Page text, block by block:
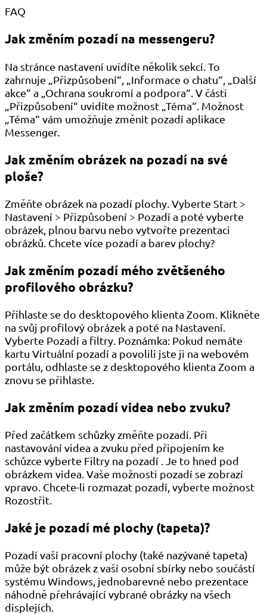
FAQ
Jak změním pozadí na messengeru?
Na stránce nastavení uvidíte několik sekcí. To
zahrnuje „Přizpůsobení“, „Informace o chatu“, „Další
akce“ a „Ochrana soukromí a podpora“. V části
„Přizpůsobení“ uvidíte možnost „Téma“. Možnost
„Téma“ vám umožňuje změnit pozadí aplikace
Messenger.
Jak změním obrázek na pozadí na své
ploše?
Změňte obrázek na pozadí plochy. Vyberte Start >
Nastavení > Přizpůsobení > Pozadí a poté vyberte
obrázek, plnou barvu nebo vytvořte prezentaci
obrázků. Chcete více pozadí a barev plochy?
Jak změním pozadí mého zvětšeného
profilového obrázku?
Přihlaste se do desktopového klienta Zoom. Klikněte
na svůj profilový obrázek a poté na Nastavení.
Vyberte Pozadí a filtry. Poznámka: Pokud nemáte
kartu Virtuální pozadí a povolili jste ji na webovém
portálu, odhlaste se z desktopového klienta Zoom a
znovu se přihlaste.
Jak změním pozadí videa nebo zvuku?
Před začátkem schůzky změňte pozadí. Při
nastavování videa a zvuku před připojením ke
schůzce vyberte Filtry na pozadí . Je to hned pod
obrázkem videa. Vaše možnosti pozadí se zobrazí
vpravo. Chcete-li rozmazat pozadí, vyberte možnost
Rozostřit.
Jaké je pozadí mé plochy (tapeta)?
Pozadí vaší pracovní plochy (také nazývané tapeta)
může být obrázek z vaší osobní sbírky nebo součástí
systému Windows, jednobarevné nebo prezentace
náhodně přehrávající vybrané obrázky na všech
displejích.